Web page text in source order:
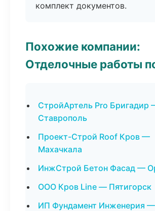
комплект документов.
Похожие компании:
Отделочные работы
СтройАртель Pro Бригадир
Ставрополь
Проект-Строй Roof Кров —
Махачкала
ИнжСтрой Бетон Фасад —
ООО Кров Line — Пятигорск
ИП Фундамент Инженерия